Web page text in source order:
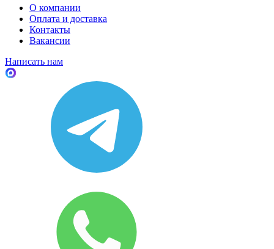
О компании
Оплата и доставка
Контакты
Вакансии
Написать нам